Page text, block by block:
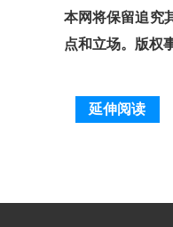
本网将保留追究
点和立场。版权
延伸阅读